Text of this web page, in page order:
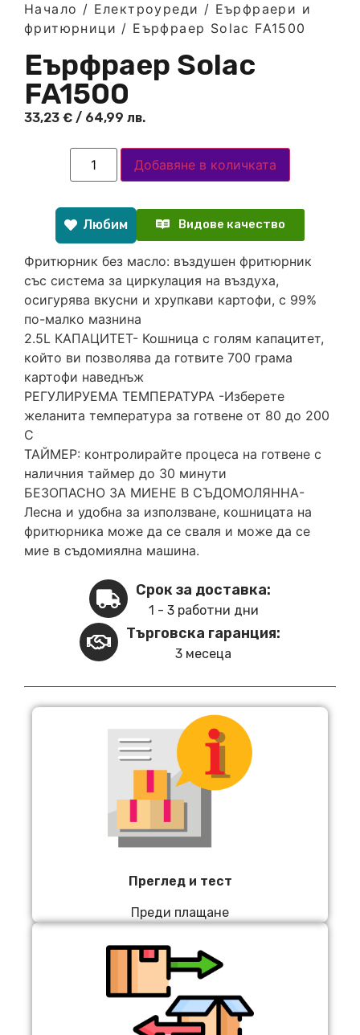
Начало / Електроуреди / Еърфраери и
фритюрници / Еърфраер Solac FA1500
Еърфраер Solac
FA1500
33,23 € / 64,99 лв.
Добавяне в количката
Любим Видове качество
Фритюрник без масло: въздушен фритюрник
със система за циркулация на въздуха,
осигурява вкусни и хрупкави картофи, с 99%
по-малко мазнина
2.5L КАПАЦИТЕТ- Кошница с голям капацитет,
който ви позволява да готвите 700 грама
картофи наведнъж
РЕГУЛИРУЕМА ТЕМПЕРАТУРА -Изберете
желанита температура за готвене от 80 до 200
C
ТАЙМЕР: контролирайте процеса на готвене с
наличния таймер до 30 минути
БЕЗОПАСНО ЗА МИЕНЕ В СЪДОМОЛЯННА-
Лесна и удобна за използване, кошницата на
фритюрника може да се сваля и може да се
мие в съдомиялна машина.
Срок за доставка:
1 - 3 работни дни
Търговска гаранция:
3 месеца
Преглед и тест
Преди плащане